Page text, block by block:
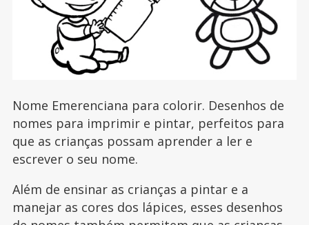
Nome Emerenciana para colorir. Desenhos de
nomes para imprimir e pintar, perfeitos para
que as crianças possam aprender a ler e
escrever o seu nome.
Além de ensinar as crianças a pintar e a
manejar as cores dos lápices, esses desenhos